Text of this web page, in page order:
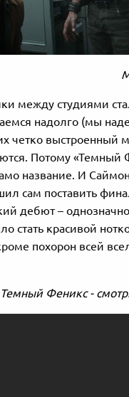
между студиями
надолго (мы
четко выстроенный
Потому «Темный
название. И
сам поставить
дебют –
стать красивой
похорон всей
Феникс -